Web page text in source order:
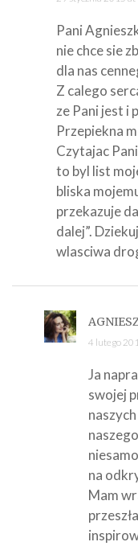
Pani
nie chce sie
dla nas
Z calego
ze Pani jest i
Przepiekna
Czytajac
to byl list
bliska
przekazuje
dalej”.
wlasciwa
4 lutego
Ja
swojej
na
Mam